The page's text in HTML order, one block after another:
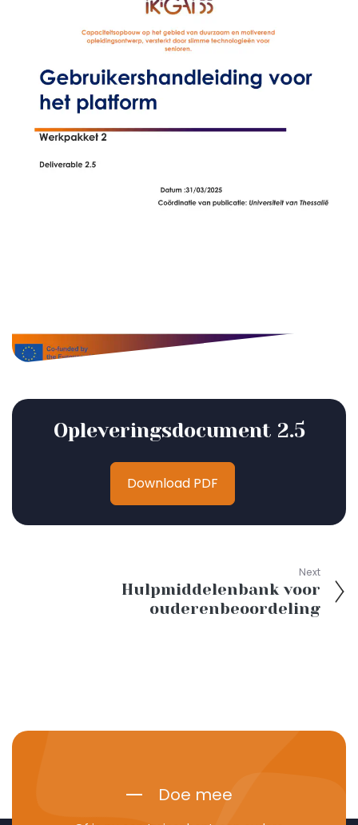
Opleveringsdocument 2.5
Download PDF
Next
Hulpmiddelenbank voor
ouderenbeoordeling
Doe mee